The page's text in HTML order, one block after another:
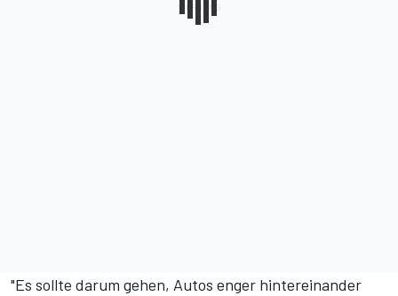
"Es sollte darum gehen, Autos enger hintereinander